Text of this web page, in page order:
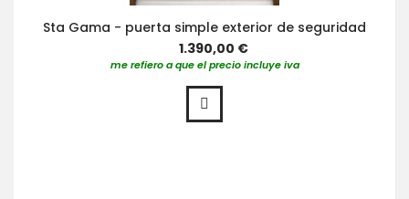
Sta Gama - puerta simple exterior de seguridad
1.390,00 €
me refiero a que el precio incluye iva